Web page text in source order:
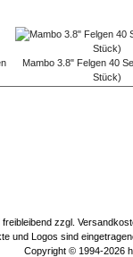
Mambo 3.8" Felgen 40
Stück)
zzgl.
und Logos sind
Copyright © 1994-2026